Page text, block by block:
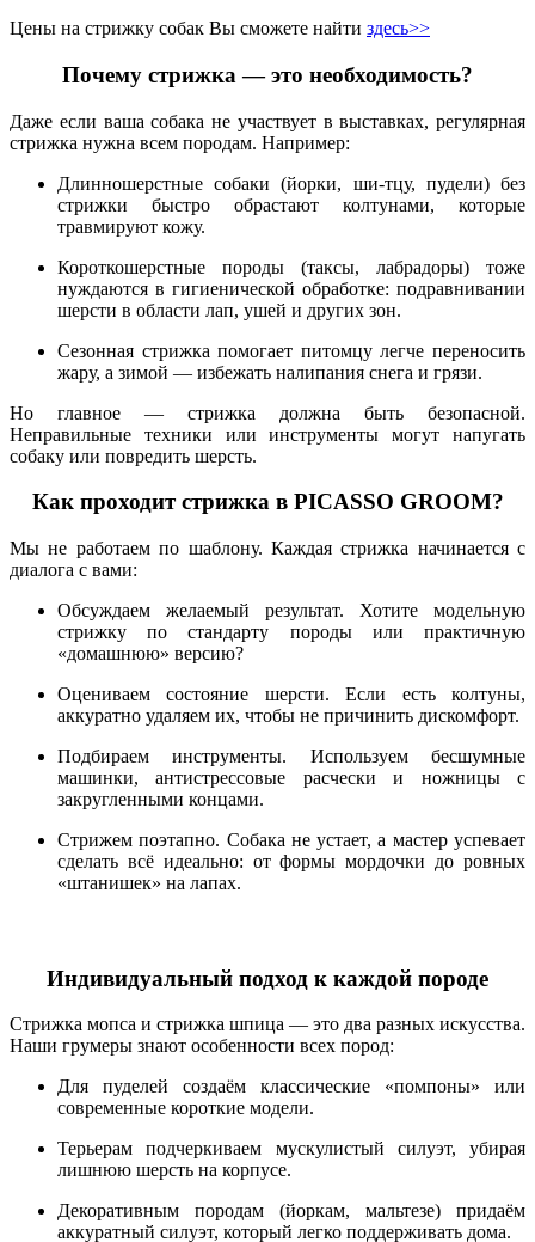
Цены на стрижку собак Вы сможете найти здесь>>
Почему стрижка — это необходимость?
Даже если ваша собака не участвует в выставках, регулярная
стрижка нужна всем породам. Например:
Длинношерстные собаки (йорки, ши-тцу, пудели) без
стрижки быстро обрастают колтунами, которые
травмируют кожу.
Короткошерстные породы (таксы, лабрадоры) тоже
нуждаются в гигиенической обработке: подравнивании
шерсти в области лап, ушей и других зон.
Сезонная стрижка помогает питомцу легче переносить
жару, а зимой — избежать налипания снега и грязи.
Но главное — стрижка должна быть безопасной.
Неправильные техники или инструменты могут напугать
собаку или повредить шерсть.
Как проходит стрижка в PICASSO GROOM?
Мы не работаем по шаблону. Каждая стрижка начинается с
диалога с вами:
Обсуждаем желаемый результат. Хотите модельную
стрижку по стандарту породы или практичную
«домашнюю» версию?
Оцениваем состояние шерсти. Если есть колтуны,
аккуратно удаляем их, чтобы не причинить дискомфорт.
Подбираем инструменты. Используем бесшумные
машинки, антистрессовые расчески и ножницы с
закругленными концами.
Стрижем поэтапно. Собака не устает, а мастер успевает
сделать всё идеально: от формы мордочки до ровных
«штанишек» на лапах.
Индивидуальный подход к каждой породе
Стрижка мопса и стрижка шпица — это два разных искусства.
Наши грумеры знают особенности всех пород:
Для пуделей создаём классические «помпоны» или
современные короткие модели.
Терьерам подчеркиваем мускулистый силуэт, убирая
лишнюю шерсть на корпусе.
Декоративным породам (йоркам, мальтезе) придаём
аккуратный силуэт, который легко поддерживать дома.